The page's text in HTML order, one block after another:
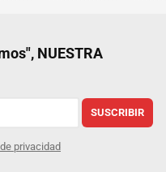
NUESTRA
SUSCRIBIR
privacidad